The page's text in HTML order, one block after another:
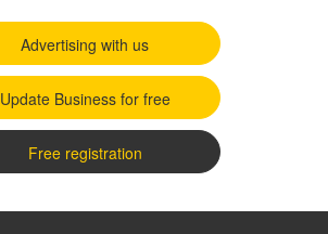
Advertising with us
Update Business for free
Free registration